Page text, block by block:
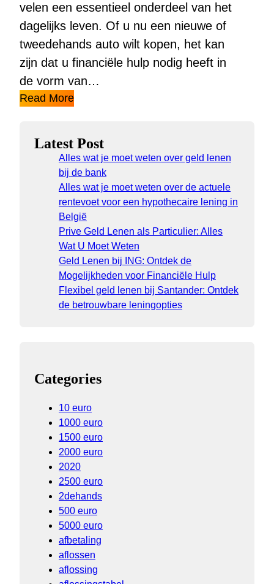
velen een essentieel onderdeel van het
dagelijks leven. Of u nu een nieuwe of
tweedehands auto wilt kopen, het kan
zijn dat u financiële hulp nodig heeft in
de vorm van…
Read More
Latest Post
Alles wat je moet weten over geld lenen
bij de bank
Alles wat je moet weten over de actuele
rentevoet voor een hypothecaire lening in
België
Prive Geld Lenen als Particulier: Alles
Wat U Moet Weten
Geld Lenen bij ING: Ontdek de
Mogelijkheden voor Financiële Hulp
Flexibel geld lenen bij Santander: Ontdek
de betrouwbare leningopties
Categories
10 euro
1000 euro
1500 euro
2000 euro
2020
2500 euro
2dehands
500 euro
5000 euro
afbetaling
aflossen
aflossing